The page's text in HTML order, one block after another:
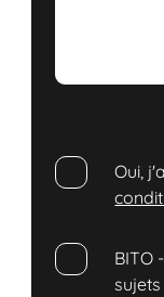
Oui,
BITO